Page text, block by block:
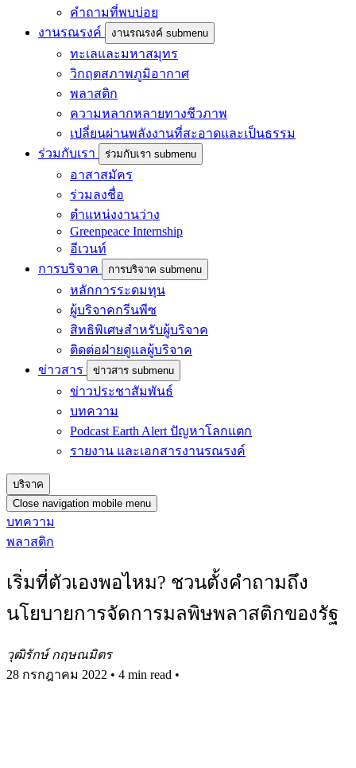
คำถามที่พบบ่อย
งานรณรงค์
งานรณรงค์ submenu
ทะเลและมหาสมุทร
วิกฤตสภาพภูมิอากาศ
พลาสติก
ความหลากหลายทางชีวภาพ
เปลี่ยนผ่านพลังงานที่สะอาดและเป็นธรรม
ร่วมกับเรา
ร่วมกับเรา submenu
อาสาสมัคร
ร่วมลงชื่อ
ตำแหน่งงานว่าง
Greenpeace Internship
อีเวนท์
การบริจาค
การบริจาค submenu
หลักการระดมทุน
ผู้บริจาคกรีนพีซ
สิทธิพิเศษสำหรับผู้บริจาค
ติดต่อฝ่ายดูแลผู้บริจาค
ข่าวสาร
ข่าวสาร submenu
ข่าวประชาสัมพันธ์
บทความ
Podcast Earth Alert ปัญหาโลกแตก
รายงาน และเอกสารงานรณรงค์
บริจาค
Close navigation mobile menu
บทความ
พลาสติก
เริ่มที่ตัวเองพอไหม? ชวนตั้งคำถามถึง
นโยบายการจัดการมลพิษพลาสติกของรัฐ
วุฒิรักษ์ กฤษณมิตร
28 กรกฎาคม 2022 • 4 min read •